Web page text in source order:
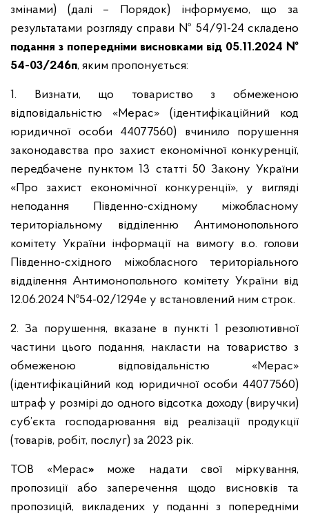
змінами) (далі – Порядок) інформуємо, що за
результатами розгляду справи № 54/91-24 складено
подання з попередніми висновками від 05.11.2024 №
54-03/246п, яким пропонується:
1. Визнати, що товариство з обмеженою
відповідальністю «Мерас» (ідентифікаційний код
юридичної особи 44077560) вчинило порушення
законодавства про захист економічної конкуренції,
передбачене пунктом 13 статті 50 Закону України
«Про захист економічної конкуренції», у вигляді
неподання Південно-східному міжобласному
територіальному відділенню Антимонопольного
комітету України інформації на вимогу в.о. голови
Південно-східного міжобласного територіального
відділення Антимонопольного комітету України від
12.06.2024 №54-02/1294е у встановлений ним строк.
2. За порушення, вказане в пункті 1 резолютивної
частини цього подання, накласти на товариство з
обмеженою відповідальністю «Мерас»
(ідентифікаційний код юридичної особи 44077560)
штраф у розмірі до одного відсотка доходу (виручки)
суб’єкта господарювання від реалізації продукції
(товарів, робіт, послуг) за 2023 рік.
ТОВ «Мерас» може надати свої міркування,
пропозиції або заперечення щодо висновків та
пропозицій, викладених у поданні з попередніми